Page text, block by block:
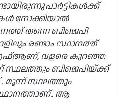
നോക്കിയാൽ
തന്നെ ബിജെപി
രണ്ടാം സ്ഥാനത്ത്
വളരെ കുറഞ്ഞ
സ്ഥലത്തും ബിജെപിയ്ക്ക്
മൂന്ന് സ്ഥലത്തും
ആ